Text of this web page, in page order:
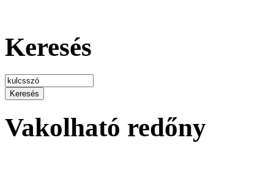
Keresés
Vakolható redőny